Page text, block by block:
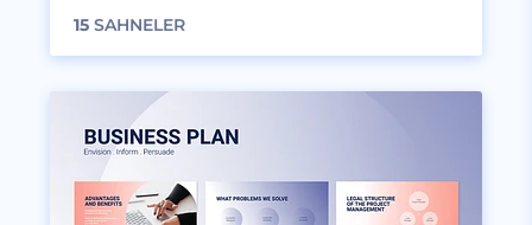
15 SAHNELER